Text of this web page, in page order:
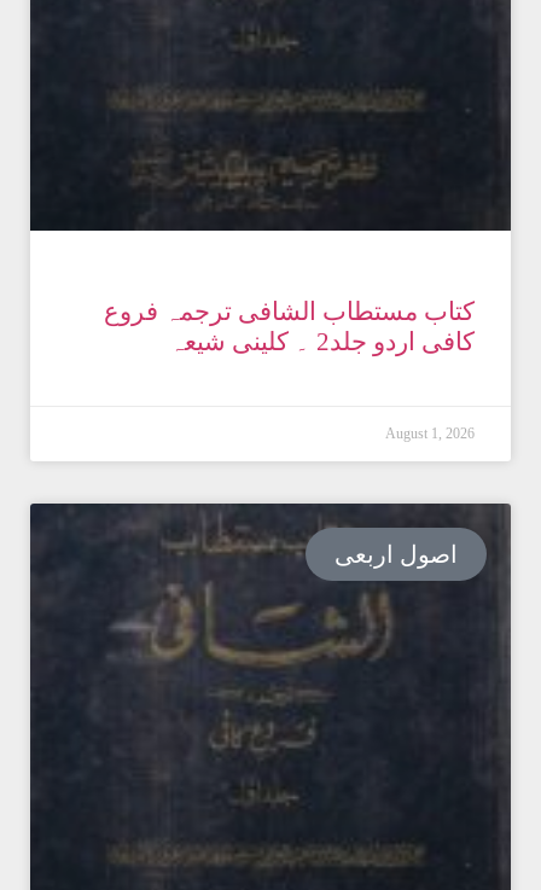
کتاب مستطاب الشافی ترجمہ فروع
کافی اردو جلد2 ۔ کلینی شیعہ
August 1, 2026
اصول اربعی